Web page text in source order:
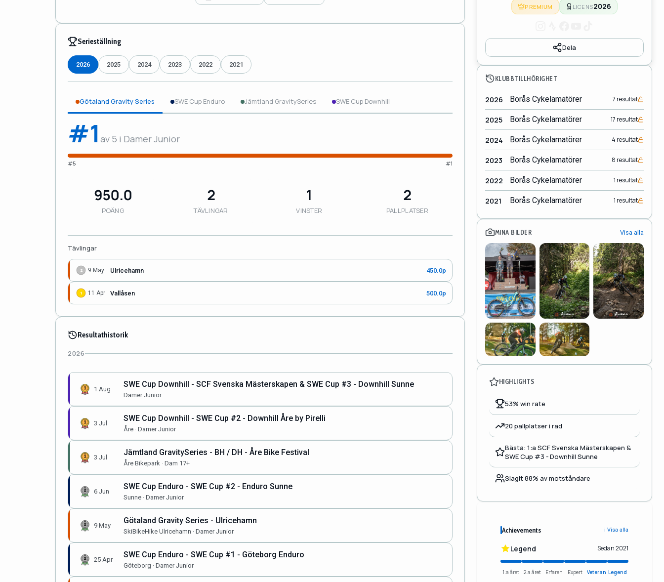
Serieställning
2026 2025 2024 2023 2022 2021
Götaland Gravity Series SWE Cup Enduro Jämtland GravitySeries SWE Cup Downhill
#1 av 5 i Damer Junior
#5 #1
950.0
POÄNG
2
TÄVLINGAR
1
VINSTER
2
PALLPLATSER
Tävlingar
2 9 May Ulricehamn 450.0p
1 11 Apr Vallåsen 500.0p
Resultathistorik
2026
1 Aug
SWE Cup Downhill - SCF Svenska Mästerskapen & SWE Cup #3 - Downhill Sunne
Damer Junior
3 Jul
SWE Cup Downhill - SWE Cup #2 - Downhill Åre by Pirelli
Åre · Damer Junior
3 Jul
Jämtland GravitySeries - BH / DH - Åre Bike Festival
Åre Bikepark · Dam 17+
6 Jun
SWE Cup Enduro - SWE Cup #2 - Enduro Sunne
Sunne · Damer Junior
9 May
Götaland Gravity Series - Ulricehamn
SkiBikeHike Ulricehamn · Damer Junior
25 Apr
SWE Cup Enduro - SWE Cup #1 - Göteborg Enduro
Göteborg · Damer Junior
PREMIUM LICENS2026
Dela
KLUBBTILLHÖRIGHET
2026 Borås Cykelamatörer 7 resultat
2025 Borås Cykelamatörer 17 resultat
2024 Borås Cykelamatörer 4 resultat
2023 Borås Cykelamatörer 8 resultat
2022 Borås Cykelamatörer 1 resultat
2021 Borås Cykelamatörer 1 resultat
MINA BILDER Visa alla
HIGHLIGHTS
53% win rate
20 pallplatser i rad
Bästa: 1:a SCF Svenska Mästerskapen &
SWE Cup #3 - Downhill Sunne
Slagit 88% av motståndare
Achievements ℹ️ Visa alla
Legend Sedan 2021
1:a året 2:a året Erfaren Expert Veteran Legend